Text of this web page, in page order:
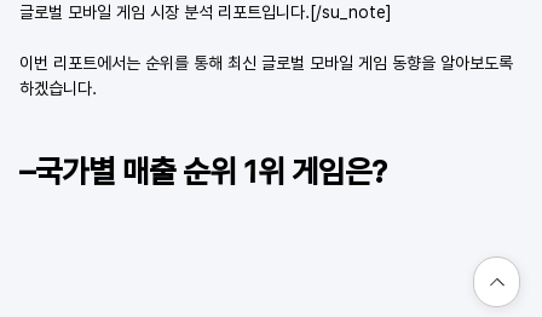
글로벌 모바일 게임 시장 분석 리포트입니다.[/su_note]
이번 리포트에서는 순위를 통해 최신 글로벌 모바일 게임 동향을 알아보도록
하겠습니다.
–국가별 매출 순위 1위 게임은?